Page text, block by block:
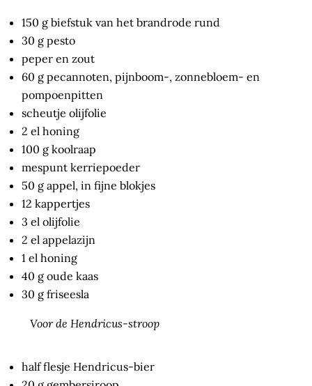
150 g biefstuk van het brandrode rund
30 g pesto
peper en zout
60 g pecannoten, pijnboom-, zonnebloem- en
pompoenpitten
scheutje olijfolie
2 el honing
100 g koolraap
mespunt kerriepoeder
50 g appel, in fijne blokjes
12 kappertjes
3 el olijfolie
2 el appelazijn
1 el honing
40 g oude kaas
30 g friseesla
Voor de Hendricus-stroop
half flesje Hendricus-bier